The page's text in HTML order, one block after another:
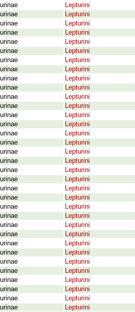
Lepturini
Lepturini
Lepturini
Lepturini
Lepturini
Lepturini
Lepturini
Lepturini
Lepturini
Lepturini
Lepturini
Lepturini
Lepturini
Lepturini
Lepturini
Lepturini
Lepturini
Lepturini
Lepturini
Lepturini
Lepturini
Lepturini
Lepturini
Lepturini
Lepturini
Lepturini
Lepturini
Lepturini
Lepturini
Lepturini
Lepturini
Lepturini
Lepturini
Lepturini